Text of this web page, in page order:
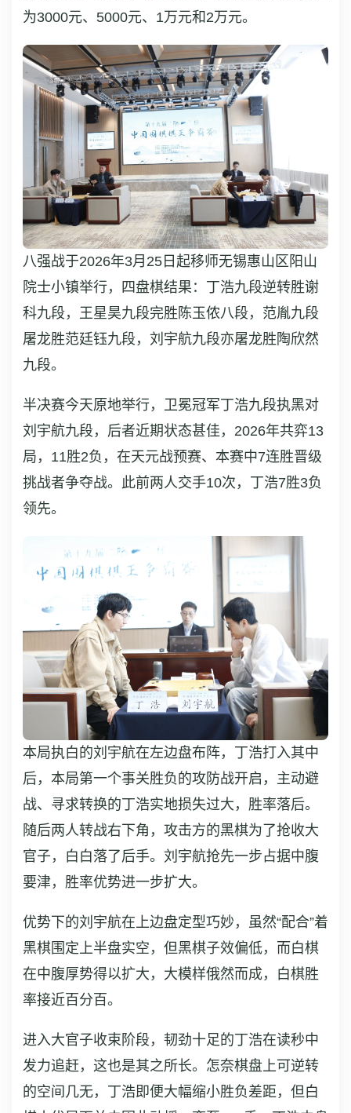
为3000元、5000元、1万元和2万元。
八强战于2026年3月25日起移师无锡惠山区阳山
院士小镇举行，四盘棋结果：丁浩九段逆转胜谢
科九段，王星昊九段完胜陈玉侬八段，范胤九段
屠龙胜范廷钰九段，刘宇航九段亦屠龙胜陶欣然
九段。
半决赛今天原地举行，卫冕冠军丁浩九段执黑对
刘宇航九段，后者近期状态甚佳，2026年共弈13
局，11胜2负，在天元战预赛、本赛中7连胜晋级
挑战者争夺战。此前两人交手10次，丁浩7胜3负
领先。
本局执白的刘宇航在左边盘布阵，丁浩打入其中
后，本局第一个事关胜负的攻防战开启，主动避
战、寻求转换的丁浩实地损失过大，胜率落后。
随后两人转战右下角，攻击方的黑棋为了抢收大
官子，白白落了后手。刘宇航抢先一步占据中腹
要津，胜率优势进一步扩大。
优势下的刘宇航在上边盘定型巧妙，虽然“配合”着
黑棋围定上半盘实空，但黑棋子效偏低，而白棋
在中腹厚势得以扩大，大模样俄然而成，白棋胜
率接近百分百。
进入大官子收束阶段，韧劲十足的丁浩在读秒中
发力追赶，这也是其之所长。怎奈棋盘上可逆转
的空间几无，丁浩即便大幅缩小胜负差距，但白